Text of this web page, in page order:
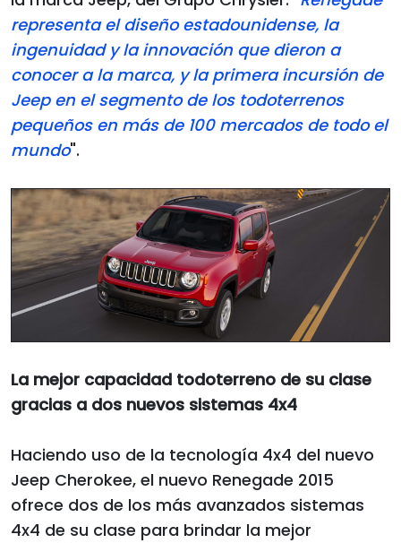
representa el diseño estadounidense, la
ingenuidad y la innovación que dieron a
conocer a la marca, y la primera incursión de
Jeep en el segmento de los todoterrenos
pequeños en más de 100 mercados de todo el
mundo".
La mejor capacidad todoterreno de su clase
gracias a dos nuevos sistemas 4x4
Haciendo uso de la tecnología 4x4 del nuevo
Jeep Cherokee, el nuevo Renegade 2015
ofrece dos de los más avanzados sistemas
4x4 de su clase para brindar la mejor